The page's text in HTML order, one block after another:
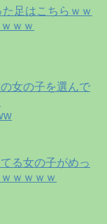
た足はこちらｗｗ
ｗｗ
の女の子を選んで
る女の子がめっ
ｗｗｗｗ